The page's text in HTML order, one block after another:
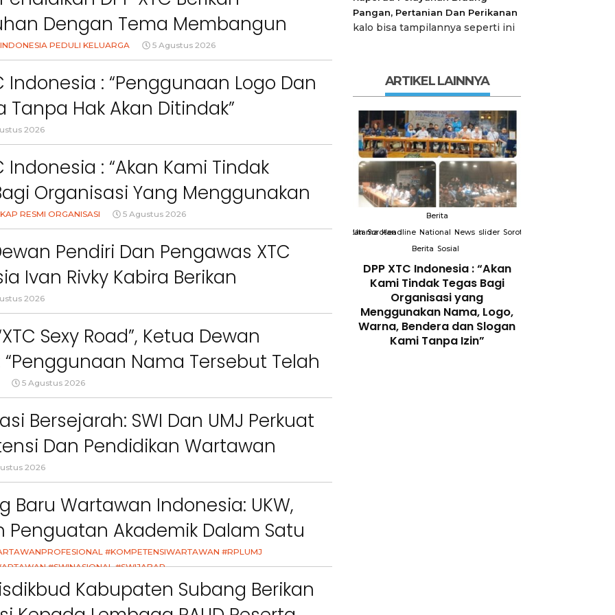
Dengan Tema Membangun
Tua Dalam Menjaga
Anak Di Era Digital
PEDULI KELUARGA 5 Agustus 2026
Indonesia : “Penggunaan Logo Dan
Tanpa Hak Akan Ditindak”
2026
Indonesia : “Akan Kami Tindak
Organisasi Yang Menggunakan
Warna, Bendera Dan Slogan
Izin”
RESMI ORGANISASI 5 Agustus 2026
Pendiri Dan Pengawas XTC
Ivan Rivky Kabira Berikan
Sikap Terkait “XTC Sexy Road”
2026
Sexy Road”, Ketua Dewan
“Penggunaan Nama Tersebut Telah
Ketentuan Perundang-
5 Agustus 2026
Bersejarah: SWI Dan UMJ Perkuat
Dan Pendidikan Wartawan
2026
Baru Wartawan Indonesia: UKW,
Penguatan Akademik Dalam Satu
#KOMPETENSIWARTAWAN #RPLUMJ
#SWINASIONAL #SWIJABAR
Kabupaten Subang Berikan
Pangan, Pertanian Dan Perikanan
kalo bisa tampilannya seperti ini
ARTIKEL LAINNYA
Berita
Berita
Empat Tahun Janji Membeku,
Sawah Rusak: Ahli Waris
Tagih Tanggung Jawab
Pemkab Bandung Barat
Sorotan Sorotan
Berita Sosial
Bidang Pendidikan DPP XTC
Berikan Penyuluhan dengan
Orang Tua dalam Menjaga
Kesehatan Anak di Era Digital
Berita
Utama Headline National News slider Sorotan
Berita Sosial
DPP XTC Indonesia : “Akan
Kami Tindak Tegas Bagi
Organisasi yang
Menggunakan Nama, Logo,
Warna, Bendera dan Slogan
Kami Tanpa Izin”